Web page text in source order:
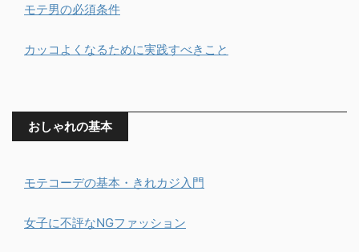
モテ男の必須条件
カッコよくなるために実践すべきこと
おしゃれの基本
モテコーデの基本・きれカジ入門
女子に不評なNGファッション